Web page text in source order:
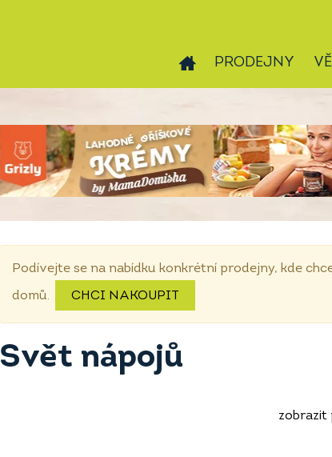
PRODEJNY
Podívejte se na nabídku konkrétní prodejny, kde
domů. CHCI NAKOUPIT
Svět nápojů
zobrazit